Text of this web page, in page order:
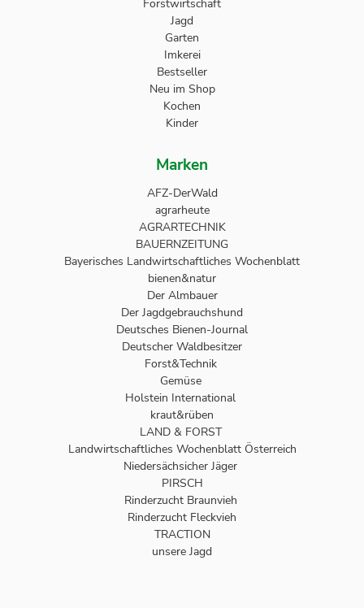
Forstwirtschaft
Jagd
Garten
Imkerei
Bestseller
Neu im Shop
Kochen
Kinder
Marken
AFZ-DerWald
agrarheute
AGRARTECHNIK
BAUERNZEITUNG
Bayerisches Landwirtschaftliches Wochenblatt
bienen&natur
Der Almbauer
Der Jagdgebrauchshund
Deutsches Bienen-Journal
Deutscher Waldbesitzer
Forst&Technik
Gemüse
Holstein International
kraut&rüben
LAND & FORST
Landwirtschaftliches Wochenblatt Österreich
Niedersächsicher Jäger
PIRSCH
Rinderzucht Braunvieh
Rinderzucht Fleckvieh
TRACTION
unsere Jagd